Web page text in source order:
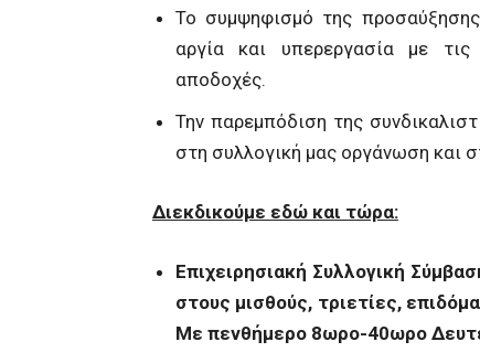
Το συμψηφισμό της προσαύξησης
αργία και υπερεργασία με
αποδοχές.
Την παρεμπόδιση της
στη συλλογική μας οργάνωση και
Διεκδικούμε εδώ και τώρα:
Επιχειρησιακή Συλλογική
στους μισθούς, τριετίες,
Με πενθήμερο 8ωρο-40ωρο